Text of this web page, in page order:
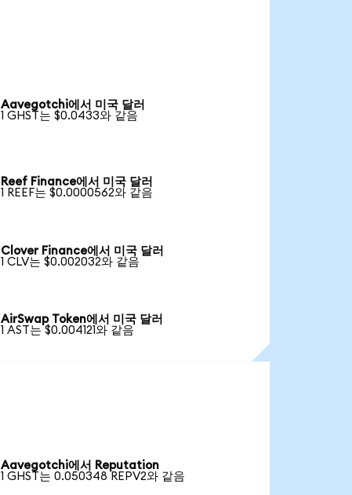
Aavegotchi에서 미국 달러
1 GHST는 $0.0433와 같음
Reef Finance에서 미국 달러
1 REEF는 $0.0000562와 같음
Clover Finance에서 미국 달러
1 CLV는 $0.002032와 같음
AirSwap Token에서 미국 달러
1 AST는 $0.004121와 같음
Aavegotchi에서 Reputation
1 GHST는 0.050348 REPV2와 같음